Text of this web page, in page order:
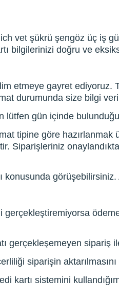
vet şükrü şengöz üç iş
bilgilerinizi doğru ve
etmeye gayret
durumunda size bilgi
lütfen gün içinde
tipine göre
Siparişleriniz
gerçekleşemeyen sipariş
siparişin
kartı sistemini